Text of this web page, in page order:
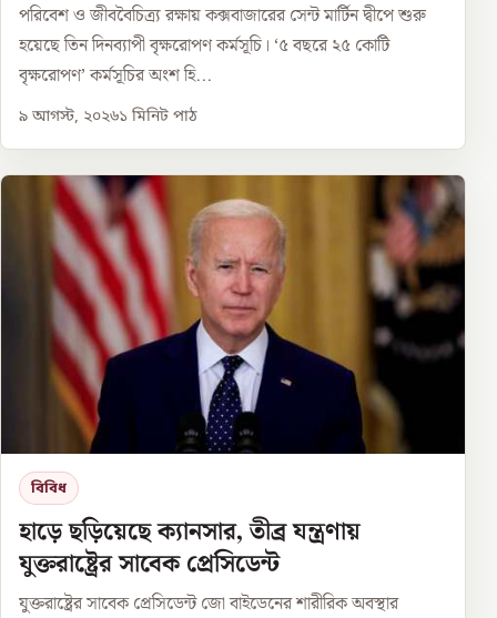
পরিবেশ ও জীববৈচিত্র্য রক্ষায় কক্সবাজারের সেন্ট মার্টিন দ্বীপে শুরু
হয়েছে তিন দিনব্যাপী বৃক্ষরোপণ কর্মসূচি। ‘৫ বছরে ২৫ কোটি
বৃক্ষরোপণ’ কর্মসূচির অংশ হি...
৯ আগস্ট, ২০২৬১ মিনিট পাঠ
বিবিধ
হাড়ে ছড়িয়েছে ক্যানসার, তীব্র যন্ত্রণায়
যুক্তরাষ্ট্রের সাবেক প্রেসিডেন্ট
যুক্তরাষ্ট্রের সাবেক প্রেসিডেন্ট জো বাইডেনের শারীরিক অবস্থার